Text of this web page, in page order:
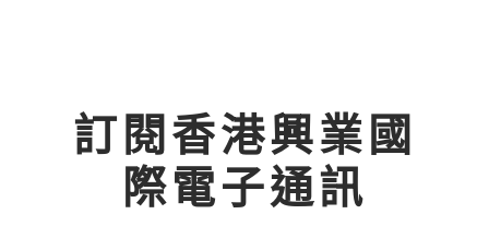
訂閱香港興業國
際電子通訊